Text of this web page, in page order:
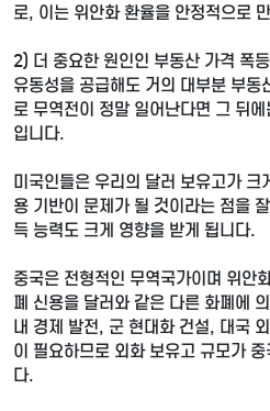
로, 이는 위안화 환율을 안정적으로
2) 더 중요한 원인인 부동산 가격 폭
유동성을 공급해도 거의 대부분 부
로 무역전이 정말 일어난다면 그 뒤
입니다.
미국인들은 우리의 달러 보유고가 크
용 기반이 문제가 될 것이라는 점을
득 능력도 크게 영향을 받게 됩니다.
중국은 전형적인 무역국가이며 위안
폐 신용을 달러와 같은 다른 화폐에
내 경제 발전, 군 현대화 건설, 대국
이 필요하므로 외화 보유고 규모가
다.